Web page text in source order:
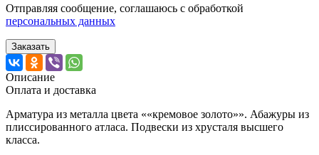
Отправляя сообщение, соглашаюсь с обработкой
персональных данных
Заказать
Описание
Оплата и доставка
Арматура из металла цвета ««кремовое золото»». Абажуры из
плиссированного атласа. Подвески из хрусталя высшего
класса.